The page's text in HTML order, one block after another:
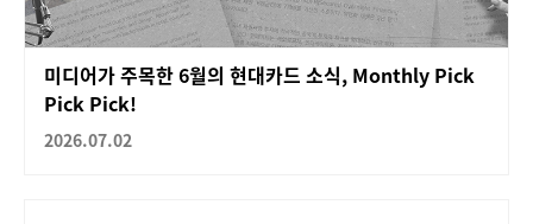
미디어가 주목한 6월의 현대카드 소식, Monthly Pick
Pick Pick!
2026.07.02